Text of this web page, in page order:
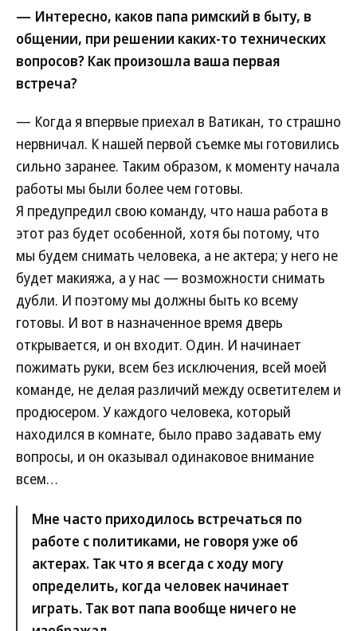
— Интересно, каков папа римский в быту, в
общении, при решении каких-то технических
вопросов? Как произошла ваша первая
встреча?
— Когда я впервые приехал в Ватикан, то страшно
нервничал. К нашей первой съемке мы готовились
сильно заранее. Таким образом, к моменту начала
работы мы были более чем готовы.
Я предупредил свою команду, что наша работа в
этот раз будет особенной, хотя бы потому, что
мы будем снимать человека, а не актера; у него не
будет макияжа, а у нас — возможности снимать
дубли. И поэтому мы должны быть ко всему
готовы. И вот в назначенное время дверь
открывается, и он входит. Один. И начинает
пожимать руки, всем без исключения, всей моей
команде, не делая различий между осветителем и
продюсером. У каждого человека, который
находился в комнате, было право задавать ему
вопросы, и он оказывал одинаковое внимание
всем…
Мне часто приходилось встречаться по
работе с политиками, не говоря уже об
актерах. Так что я всегда с ходу могу
определить, когда человек начинает
играть. Так вот папа вообще ничего не